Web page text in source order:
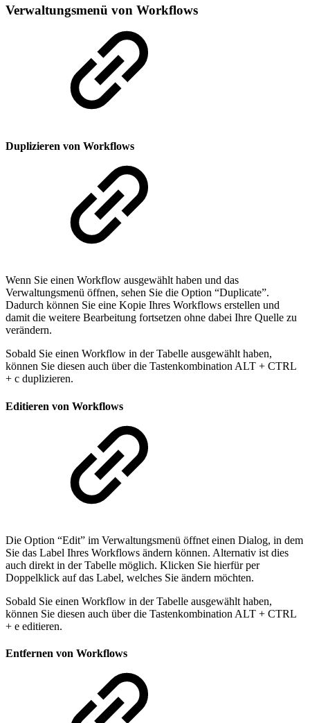
Verwaltungsmenü von Workflows
Duplizieren von Workflows
Wenn Sie einen Workflow ausgewählt haben und das
Verwaltungsmenü öffnen, sehen Sie die Option “Duplicate”.
Dadurch können Sie eine Kopie Ihres Workflows erstellen und
damit die weitere Bearbeitung fortsetzen ohne dabei Ihre Quelle zu
verändern.
Sobald Sie einen Workflow in der Tabelle ausgewählt haben,
können Sie diesen auch über die Tastenkombination ALT + CTRL
+ c duplizieren.
Editieren von Workflows
Die Option “Edit” im Verwaltungsmenü öffnet einen Dialog, in dem
Sie das Label Ihres Workflows ändern können. Alternativ ist dies
auch direkt in der Tabelle möglich. Klicken Sie hierfür per
Doppelklick auf das Label, welches Sie ändern möchten.
Sobald Sie einen Workflow in der Tabelle ausgewählt haben,
können Sie diesen auch über die Tastenkombination ALT + CTRL
+ e editieren.
Entfernen von Workflows